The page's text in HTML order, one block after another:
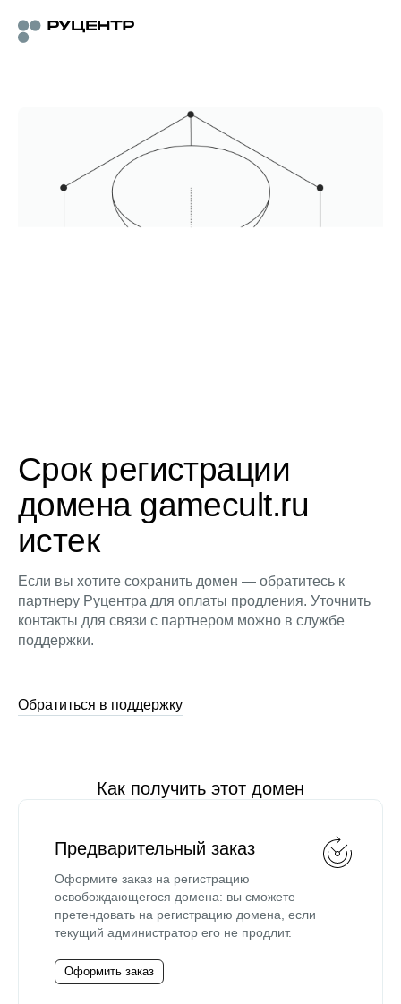
Срок регистрации
домена gamecult.ru
истек
Если вы хотите сохранить домен — обратитесь к
партнеру Руцентра для оплаты продления. Уточнить
контакты для связи с партнером можно в службе
поддержки.
Обратиться в поддержку
Как получить этот домен
Предварительный заказ
Оформите заказ на регистрацию
освобождающегося домена: вы сможете
претендовать на регистрацию домена, если
текущий администратор его не продлит.
Оформить заказ